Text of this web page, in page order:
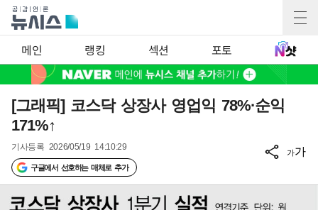
메인 랭킹 섹션 포토
[그래픽] 코스닥 상장사 영업익 78%·순익
171%↑
기사등록 2026/05/19 14:10:29
구글에서 선호하는 매체로 추가
가가